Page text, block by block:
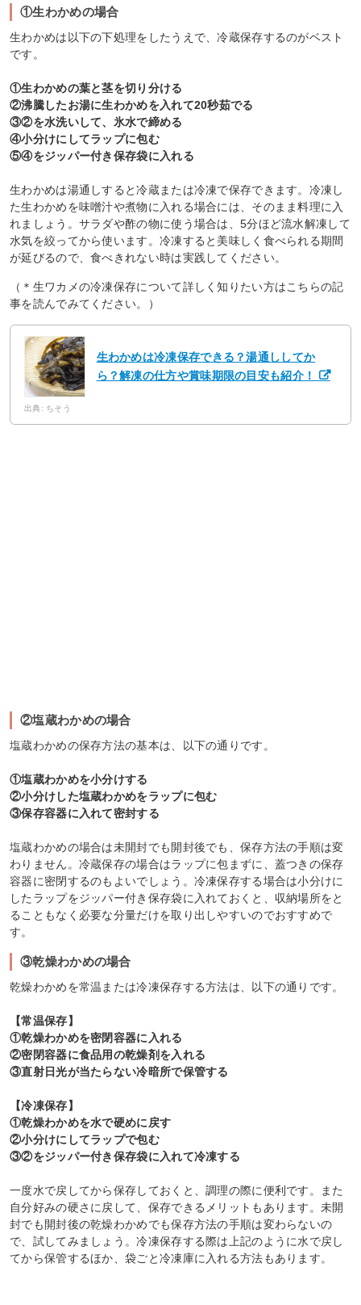
①生わかめの場合
生わかめは以下の下処理をしたうえで、冷蔵保存するのがベスト
です。
①生わかめの葉と茎を切り分ける
②沸騰したお湯に生わかめを入れて20秒茹でる
③②を水洗いして、氷水で締める
④小分けにしてラップに包む
⑤④をジッパー付き保存袋に入れる
生わかめは湯通しすると冷蔵または冷凍で保存できます。冷凍し
た生わかめを味噌汁や煮物に入れる場合には、そのまま料理に入
れましょう。サラダや酢の物に使う場合は、5分ほど流水解凍して
水気を絞ってから使います。冷凍すると美味しく食べられる期間
が延びるので、食べきれない時は実践してください。
（＊生ワカメの冷凍保存について詳しく知りたい方はこちらの記
事を読んでみてください。）
生わかめは冷凍保存できる？湯通ししてか
ら？解凍の仕方や賞味期限の目安も紹介！
出典: ちそう
②塩蔵わかめの場合
塩蔵わかめの保存方法の基本は、以下の通りです。
①塩蔵わかめを小分けする
②小分けした塩蔵わかめをラップに包む
③保存容器に入れて密封する
塩蔵わかめの場合は未開封でも開封後でも、保存方法の手順は変
わりません。冷蔵保存の場合はラップに包まずに、蓋つきの保存
容器に密閉するのもよいでしょう。冷凍保存する場合は小分けに
したラップをジッパー付き保存袋に入れておくと、収納場所をと
ることもなく必要な分量だけを取り出しやすいのでおすすめで
す。
③乾燥わかめの場合
乾燥わかめを常温または冷凍保存する方法は、以下の通りです。
【常温保存】
①乾燥わかめを密閉容器に入れる
②密閉容器に食品用の乾燥剤を入れる
③直射日光が当たらない冷暗所で保管する
【冷凍保存】
①乾燥わかめを水で硬めに戻す
②小分けにしてラップで包む
③②をジッパー付き保存袋に入れて冷凍する
一度水で戻してから保存しておくと、調理の際に便利です。また
自分好みの硬さに戻して、保存できるメリットもあります。未開
封でも開封後の乾燥わかめでも保存方法の手順は変わらないの
で、試してみましょう。冷凍保存する際は上記のように水で戻し
てから保管するほか、袋ごと冷凍庫に入れる方法もあります。